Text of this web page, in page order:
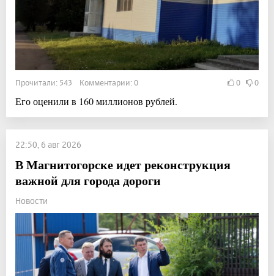
Прочитали: 543 Комментарии: 0 0 0
Его оценили в 160 миллионов рублей.
22:50, 6 авг 2026
В Магнитогорске идет реконструкция
важной для города дороги
Новости